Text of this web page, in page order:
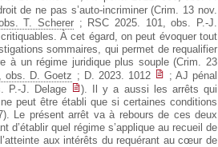
de ne pas s’auto-incriminer (Crim. 13 nov.
T. Scherer; RSC 2025. 101, obs. P.-J.
À cet égard, on peut évoquer tout
sommaires, qui permet de requalifier
à un régime juridique plus souple (Crim. 23
obs. D. Goetz ; D. 2023. 1012
; AJ pénal
P.-J. Delage
). Il y a aussi les arrêts qui
peut être établi que si certaines conditions
Le présent arrêt va à rebours de ces deux
d’établir quel régime s’applique au recueil de
aux intérêts du requérant au cœur de